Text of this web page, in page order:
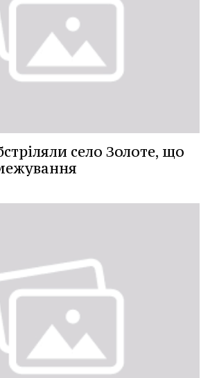
село Золоте, що